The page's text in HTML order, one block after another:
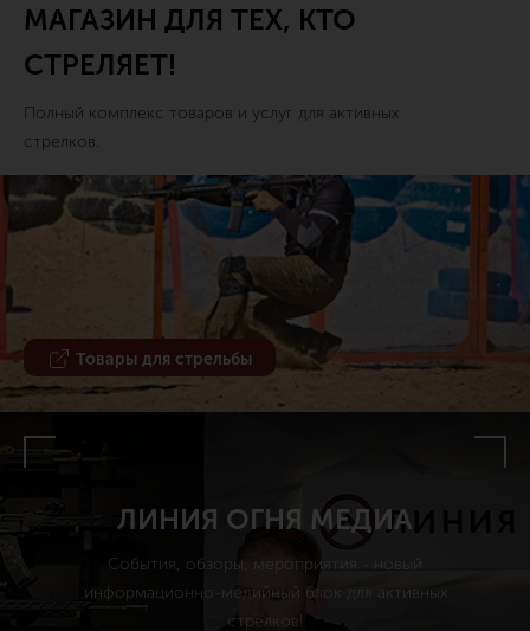
ЛИНИЯ ОГНЯ МЕДИА
События, обзоры, мероприятия - новый
информационно-медийный блок для активных
стрелков!
МАГАЗИН ДЛЯ ТЕХ, КТО
СТРЕЛЯЕТ!
Полный комплекс товаров и услуг для активных
стрелков.
Товары для стрельбы